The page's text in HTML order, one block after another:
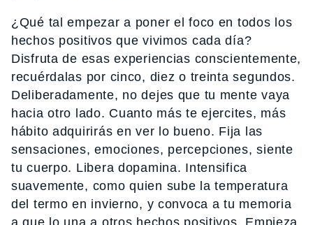
¿Qué tal empezar a poner el foco en todos los
hechos positivos que vivimos cada día?
Disfruta de esas experiencias conscientemente,
recuérdalas por cinco, diez o treinta segundos.
Deliberadamente, no dejes que tu mente vaya
hacia otro lado. Cuanto más te ejercites, más
hábito adquirirás en ver lo bueno. Fija las
sensaciones, emociones, percepciones, siente
tu cuerpo. Libera dopamina. Intensifica
suavemente, como quien sube la temperatura
del termo en invierno, y convoca a tu memoria